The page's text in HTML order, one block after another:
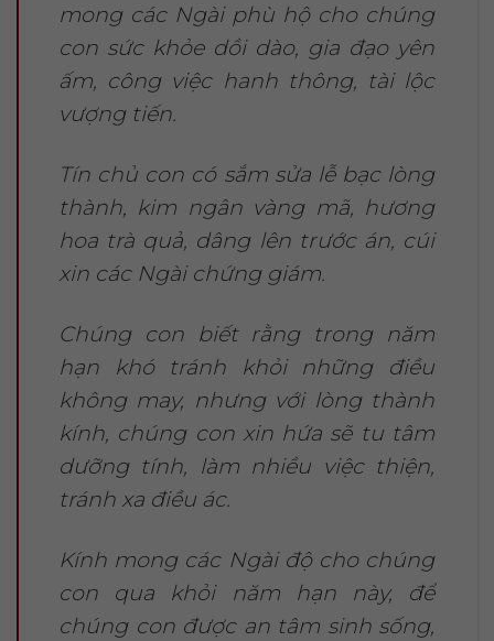
mong các Ngài phù hộ cho chúng
con sức khỏe dồi dào, gia đạo yên
ấm, công việc hanh thông, tài lộc
vượng tiến.
Tín chủ con có sắm sửa lễ bạc lòng
thành, kim ngân vàng mã, hương
hoa trà quả, dâng lên trước án, cúi
xin các Ngài chứng giám.
Chúng con biết rằng trong năm
hạn khó tránh khỏi những điều
không may, nhưng với lòng thành
kính, chúng con xin hứa sẽ tu tâm
dưỡng tính, làm nhiều việc thiện,
tránh xa điều ác.
Kính mong các Ngài độ cho chúng
con qua khỏi năm hạn này, để
chúng con được an tâm sinh sống,